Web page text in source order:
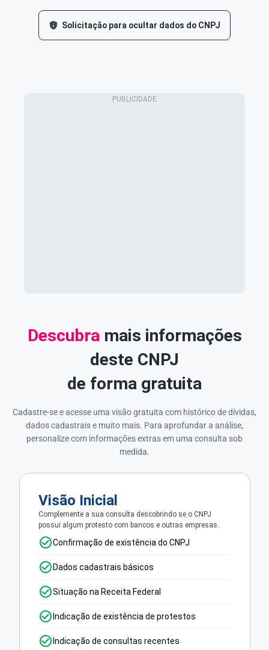
Solicitação para ocultar dados do CNPJ
Descubra mais informações
deste CNPJ
de forma gratuita
Cadastre-se e acesse uma visão gratuita com histórico de dívidas,
dados cadastrais e muito mais. Para aprofundar a análise,
personalize com informações extras em uma consulta sob
medida.
Visão Inicial
Complemente a sua consulta descobrindo se o CNPJ
possui algum protesto com bancos e outras empresas.
Confirmação de existência do CNPJ
Dados cadastrais básicos
Situação na Receita Federal
Indicação de existência de protestos
Indicação de consultas recentes